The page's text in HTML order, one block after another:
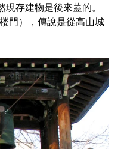
存建物是後來蓋的。
門），傳說是從高山城